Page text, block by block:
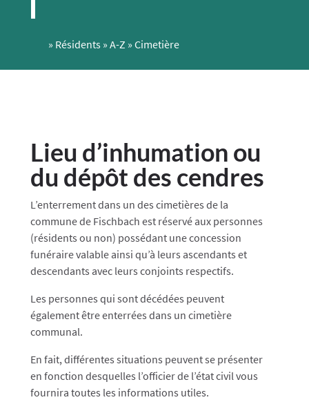
» Résidents » A-Z » Cimetière
Lieu d’inhumation ou
du dépôt des cendres
L’enterrement dans un des cimetières de la
commune de Fischbach est réservé aux personnes
(résidents ou non) possédant une concession
funéraire valable ainsi qu’à leurs ascendants et
descendants avec leurs conjoints respectifs.
Les personnes qui sont décédées peuvent
également être enterrées dans un cimetière
communal.
En fait, différentes situations peuvent se présenter
en fonction desquelles l’officier de l’état civil vous
fournira toutes les informations utiles.